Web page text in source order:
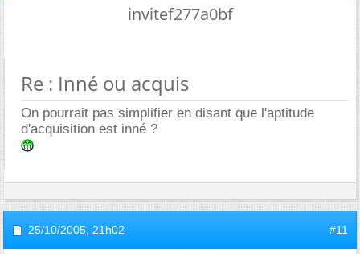
invitef277a0bf
Re : Inné ou acquis
On pourrait pas simplifier en disant que l'aptitude
d'acquisition est inné ?
25/10/2005, 21h02 #11